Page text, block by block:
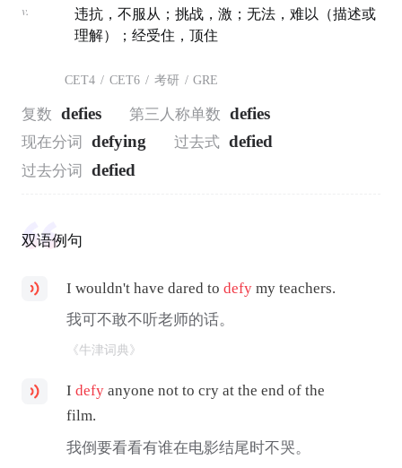
v.
违抗，不服从；挑战，激；无法，难以（描述或
理解）；经受住，顶住
CET4 / CET6 / 考研 / GRE
复数 defies 第三人称单数 defies
现在分词 defying 过去式 defied
过去分词 defied
双语例句
I wouldn't have dared todefy my teachers.
我可不敢不听老师的话。
《牛津词典》
Idefy anyone not to cry at the end of the
film.
我倒要看看有谁在电影结尾时不哭。